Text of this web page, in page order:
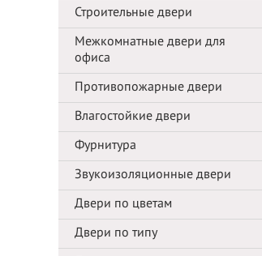
Строительные двери
Межкомнатные двери для
офиса
Противопожарные двери
Влагостойкие двери
Фурнитура
Звукоизоляционные двери
Двери по цветам
Двери по типу